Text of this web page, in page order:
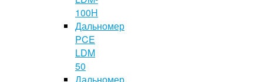
100H
Дальномер
PCE
LDM
50